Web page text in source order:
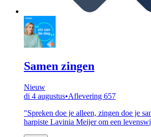
Samen zingen
Nieuw
di 4 augustus•Aflevering 657
"Spreken doe je alleen, zingen doe je
harpiste Lavinia Meijer om een